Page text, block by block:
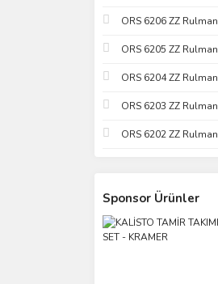
ORS 6206 ZZ Rulman
ORS 6205 ZZ Rulman
ORS 6204 ZZ Rulman
ORS 6203 ZZ Rulman
ORS 6202 ZZ Rulman
Sponsor Ürünler